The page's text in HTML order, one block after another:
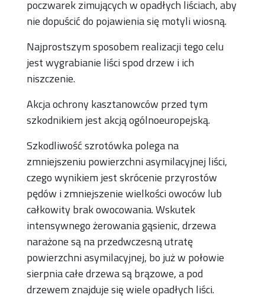
poczwarek zimujących w opadłych liściach, aby
nie dopuścić do pojawienia się motyli wiosną.
Najprostszym sposobem realizacji tego celu
jest wygrabianie liści spod drzew i ich
niszczenie.
Akcja ochrony kasztanowców przed tym
szkodnikiem jest akcją ogólnoeuropejską.
Szkodliwość szrotówka polega na
zmniejszeniu powierzchni asymilacyjnej liści,
czego wynikiem jest skrócenie przyrostów
pędów i zmniejszenie wielkości owoców lub
całkowity brak owocowania. Wskutek
intensywnego żerowania gąsienic, drzewa
narażone są na przedwczesną utratę
powierzchni asymilacyjnej, bo już w połowie
sierpnia całe drzewa są brązowe, a pod
drzewem znajduje się wiele opadłych liści.